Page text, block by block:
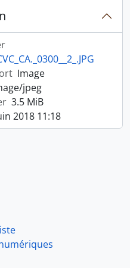
Image
jpeg
3.5 MiB
2018 11:18